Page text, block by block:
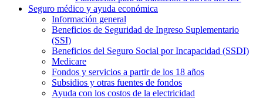
Seguro médico y ayuda económica
Información general
Beneficios de Seguridad de Ingreso Suplementario
(SSI)
Beneficios del Seguro Social por Incapacidad (SSDI)
Medicare
Fondos y servicios a partir de los 18 años
Subsidios y otras fuentes de fondos
Ayuda con los costos de la electricidad